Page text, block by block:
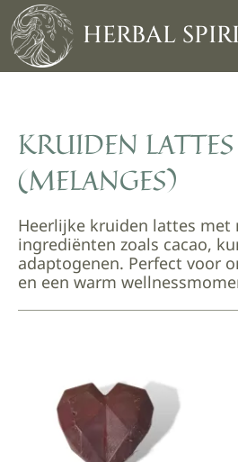
Skip
to
content
HERBAL
KRUIDEN LATTES
(MELANGES)
Heerlijke kruiden lattes met
ingrediënten zoals cacao,
adaptogenen. Perfect voor
en een warm